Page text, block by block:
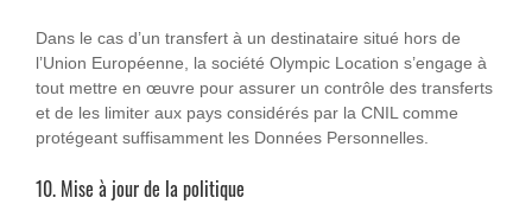
Dans le cas d’un transfert à un destinataire situé hors de
l’Union Européenne, la société Olympic Location s’engage à
tout mettre en œuvre pour assurer un contrôle des transferts
et de les limiter aux pays considérés par la CNIL comme
protégeant suffisamment les Données Personnelles.
10. Mise à jour de la politique